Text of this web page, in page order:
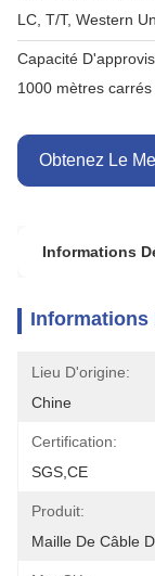
LC, T/T, Western
Capacité
1000 mètres
Obtenez Le
Informations
Informations
Lieu D'origine:
Chine
Certification:
SGS,CE
Produit:
Maille De Câble